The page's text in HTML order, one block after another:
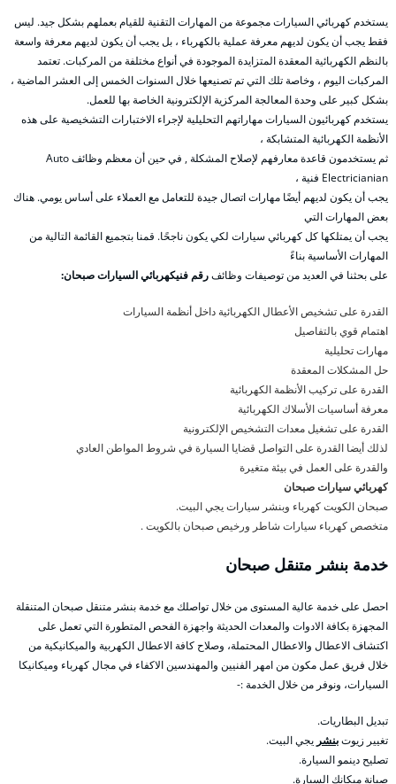
يستخدم كهربائي السيارات مجموعة من المهارات التقنية للقيام بعملهم بشكل جيد. ليس
فقط يجب أن يكون لديهم معرفة عملية بالكهرباء ، بل يجب أن يكون لديهم معرفة واسعة
بالنظم الكهربائية المعقدة المتزايدة الموجودة في أنواع مختلفة من المركبات. تعتمد
المركبات اليوم ، وخاصة تلك التي تم تصنيعها خلال السنوات الخمس إلى العشر الماضية ،
بشكل كبير على وحدة المعالجة المركزية الإلكترونية الخاصة بها للعمل.
يستخدم كهربائيون السيارات مهاراتهم التحليلية لإجراء الاختبارات التشخيصية على هذه
الأنظمة الكهربائية المتشابكة ،
ثم يستخدمون قاعدة معارفهم لإصلاح المشكلة , في حين أن معظم وظائف Auto
Electricianian فنية ،
يجب أن يكون لديهم أيضًا مهارات اتصال جيدة للتعامل مع العملاء على أساس يومي. هناك
بعض المهارات التي
يجب أن يمتلكها كل كهربائي سيارات لكي يكون ناجحًا. قمنا بتجميع القائمة التالية من
المهارات الأساسية بناءً
على بحثنا في العديد من توصيفات وظائفرقم فنيكهربائي السيارات صبحان:
القدرة على تشخيص الأعطال الكهربائية داخل أنظمة السيارات
اهتمام قوي بالتفاصيل
مهارات تحليلية
حل المشكلات المعقدة
القدرة على تركيب الأنظمة الكهربائية
معرفة أساسيات الأسلاك الكهربائية
القدرة على تشغيل معدات التشخيص الإلكترونية
لذلك أيضا القدرة على التواصل قضايا السيارة في شروط المواطن العادي
والقدرة على العمل في بيئة متغيرة
كهربائي سيارات صبحان
صبحان الكويت كهرباء وبنشر سيارات يجي البيت.
متخصص كهرباء سيارات شاطر ورخيص صبحان بالكويت .
خدمة بنشر متنقل صبحان
احصل على خدمة عالية المستوى من خلال تواصلك مع خدمة بنشر متنقل صبحان المتنقلة
المجهزة بكافة الادوات والمعدات الحديثة واجهزة الفحص المتطورة التي تعمل على
اكتشاف الاعطال والاعطال المحتملة، وصلاح كافة الاعطال الكهربية والميكانيكية من
خلال فريق عمل مكون من امهر الفنيين والمهندسين الاكفاء في مجال كهرباء وميكانيكا
السيارات، ونوفر من خلال الخدمة :-
تبديل البطاريات.
تغيير زيوتبنشر يجي البيت.
تصليح دينمو السيارة.
صيانة ميكانك السيارة.